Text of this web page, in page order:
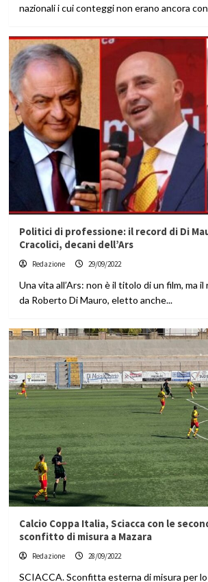
nazionali i cui conteggi non erano ancora
Politici di professione: il record di Di
Cracolici, decani dell’Ars
Redazione 29/09/2022
Una vita all’Ars: non è il titolo di un film, ma
da Roberto Di Mauro, eletto anche...
Calcio Coppa Italia, Sciacca con le
sconfitto di misura a Mazara
Redazione 28/09/2022
SCIACCA. Sconfitta esterna di misura per lo